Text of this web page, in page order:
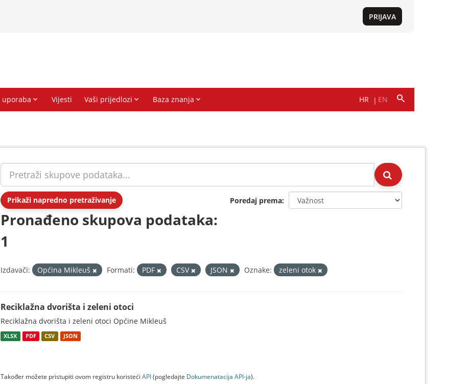
Prikaži napredno pretraživanje Poredaj prema
Pronađeno skupova podataka:
1
Izdavači: Općina Mikleuš Formati: PDF CSV JSON Oznake: zeleni otok
Reciklažna dvorišta i zeleni otoci
Reciklažna dvorišta i zeleni otoci Općine Mikleuš
XLSX PDF CSV JSON
Također možete pristupiti ovom registru koristeći API(pogledajte Dokumenаtаcijа API-jа).